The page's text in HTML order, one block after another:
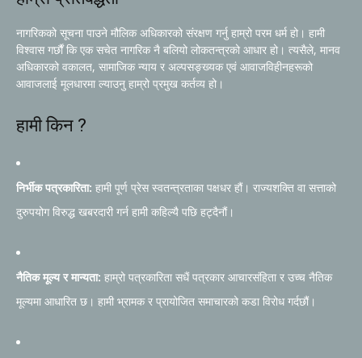
नागरिकको सूचना पाउने मौलिक अधिकारको संरक्षण गर्नु हाम्रो परम धर्म हो। हामी
विश्वास गर्छौं कि एक सचेत नागरिक नै बलियो लोकतन्त्रको आधार हो। त्यसैले, मानव
अधिकारको वकालत, सामाजिक न्याय र अल्पसङ्ख्यक एवं आवाजविहीनहरूको
आवाजलाई मूलधारमा ल्याउनु हाम्रो प्रमुख कर्तव्य हो।
हामी किन ?
निर्भीक पत्रकारिता: हामी पूर्ण प्रेस स्वतन्त्रताका पक्षधर हौं। राज्यशक्ति वा सत्ताको
दुरुपयोग विरुद्ध खबरदारी गर्न हामी कहिल्यै पछि हट्दैनौं।
नैतिक मूल्य र मान्यता: हाम्रो पत्रकारिता सधैं पत्रकार आचारसंहिता र उच्च नैतिक
मूल्यमा आधारित छ। हामी भ्रामक र प्रायोजित समाचारको कडा विरोध गर्दछौं।